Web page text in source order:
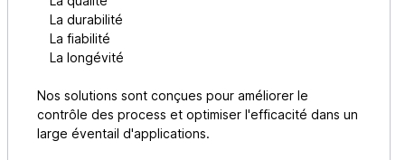
La durabilité
La fiabilité
La longévité
Nos solutions sont conçues pour améliorer le
contrôle des process et optimiser l'efficacité dans un
large éventail d'applications.